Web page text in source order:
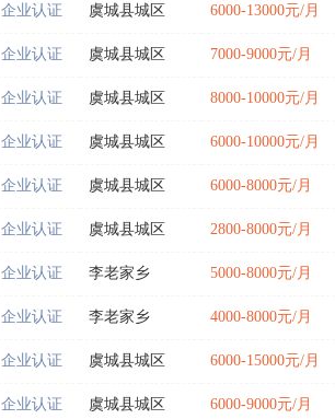
企业认证 虞城县城区 6000-13000元/月
企业认证 虞城县城区 7000-9000元/月
企业认证 虞城县城区 8000-10000元/月
企业认证 虞城县城区 6000-10000元/月
企业认证 虞城县城区 6000-8000元/月
企业认证 虞城县城区 2800-8000元/月
企业认证 李老家乡 5000-8000元/月
企业认证 李老家乡 4000-8000元/月
企业认证 虞城县城区 6000-15000元/月
企业认证 虞城县城区 6000-9000元/月